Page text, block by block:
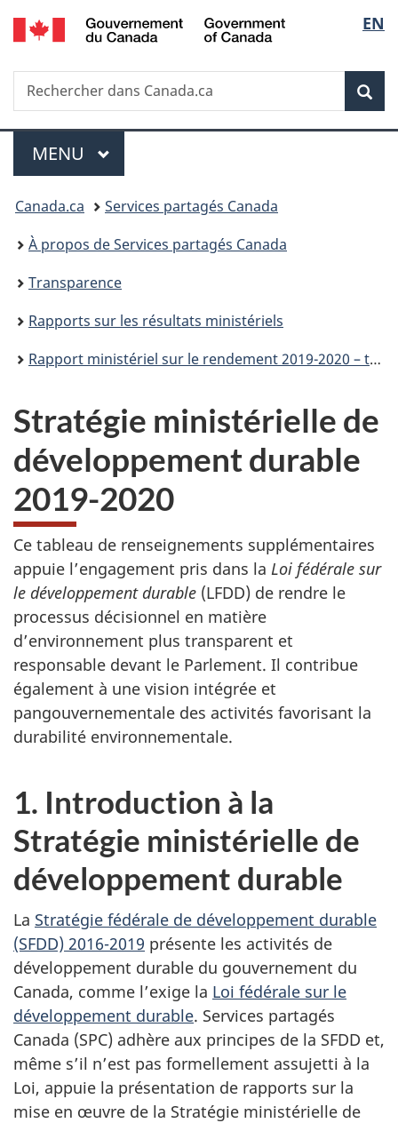
Passer
au
principal
Passer
à
Au
du
Passer
à
version
simplifiée
de
la
EN
Recherche
Rechercher
dans
Menu
MENU PRINCIPAL
Vous
êtes
ici :
Canada.ca
Services partagés Canada
À propos de Services partagés Canada
Transparence
Rapports sur les résultats ministériels
Rapport ministériel sur le rendement 2019-2020 – tableaux de renseignements supplémentaires
Stratégie ministérielle de
développement durable
2019-2020
Ce tableau de renseignements supplémentaires
appuie l’engagement pris dans la Loi fédérale sur
le développement durable (LFDD) de rendre le
processus décisionnel en matière
d’environnement plus transparent et
responsable devant le Parlement. Il contribue
également à une vision intégrée et
pangouvernementale des activités favorisant la
durabilité environnementale.
1. Introduction à la
Stratégie ministérielle de
développement durable
La Stratégie fédérale de développement durable
(SFDD) 2016-2019 présente les activités de
développement durable du gouvernement du
Canada, comme l’exige la Loi fédérale sur le
développement durable. Services partagés
Canada (SPC) adhère aux principes de la SFDD et,
même s’il n’est pas formellement assujetti à la
Loi, appuie la présentation de rapports sur la
mise en œuvre de la Stratégie ministérielle de